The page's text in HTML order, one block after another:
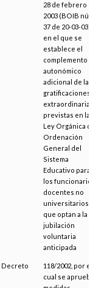
28 de febrero de
2003 (BOIB núm.
37 de 20-03-03),
en el que se
establece el
complemento
autonómico
adicional de las
gratificaciones
extraordinarias
previstas en la
Ley Orgánica de
Ordenación
General del
Sistema
Educativo para
los funcionarios
docentes no
universitarios
que optan a la
jubilación
voluntaria
anticipada
Decreto
118/2002, por el
cual se aprueban